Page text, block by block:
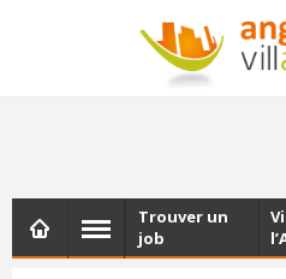
Les dernières actualités
Trouver un
job